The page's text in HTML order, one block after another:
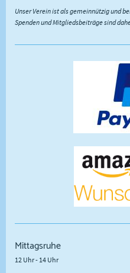
Unser Verein ist als gemeinnützig und
Spenden und Mitgliedsbeiträge sind
Mittagsruhe
12 Uhr - 14 Uhr